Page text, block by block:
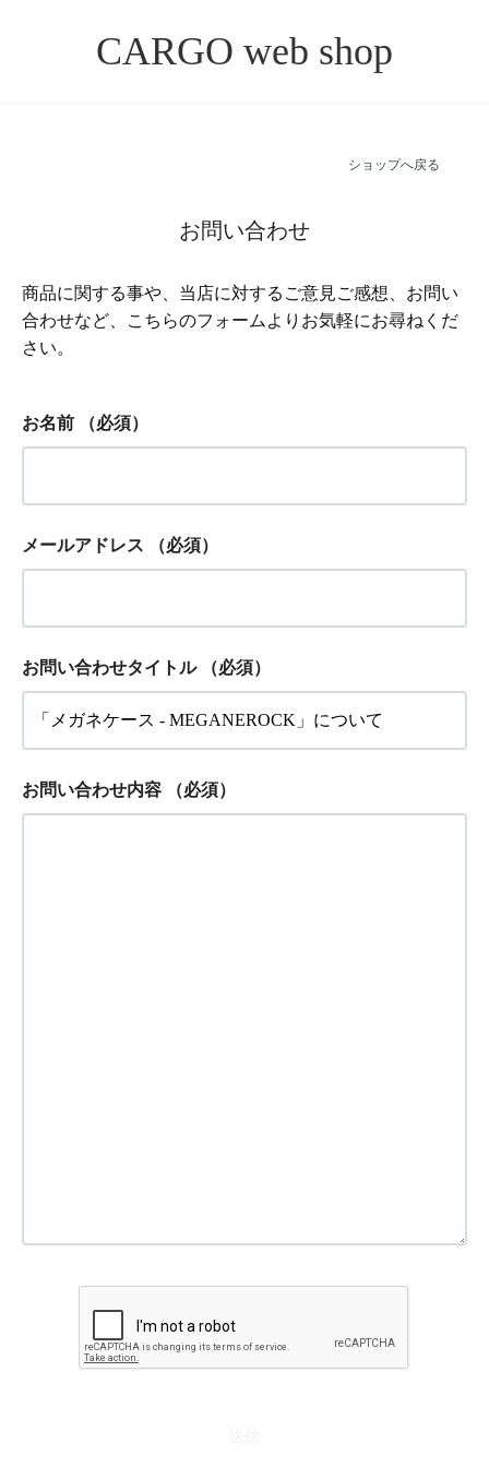
CARGO web shop
ショップへ戻る
お問い合わせ
商品に関する事や、当店に対するご意見ご感想、お問い
合わせなど、こちらのフォームよりお気軽にお尋ねくだ
さい。
お名前 （必須）
メールアドレス （必須）
お問い合わせタイトル （必須）
お問い合わせ内容 （必須）